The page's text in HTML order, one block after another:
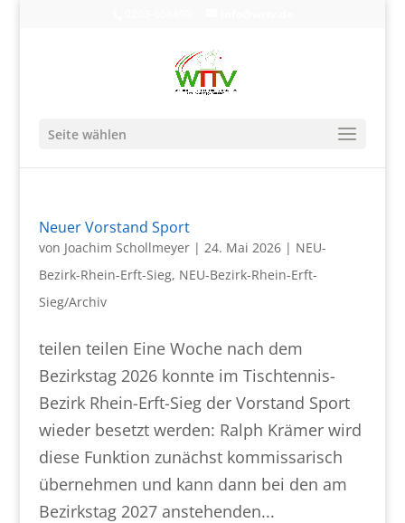
Seite wählen
Neuer Vorstand Sport
von Joachim Schollmeyer| 24. Mai 2026| NEU-
Bezirk-Rhein-Erft-Sieg, NEU-Bezirk-Rhein-Erft-
Sieg/Archiv
teilen teilen Eine Woche nach dem
Bezirkstag 2026 konnte im Tischtennis-
Bezirk Rhein-Erft-Sieg der Vorstand Sport
wieder besetzt werden: Ralph Krämer wird
diese Funktion zunächst kommissarisch
übernehmen und kann dann bei den am
Bezirkstag 2027 anstehenden...